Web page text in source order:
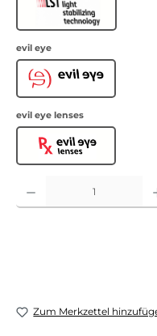
LST
evil eyeauswählen
Evil Eye
evil eye lensesauswählen
Evil Eye lenses
Produkt Anzahl: Gib den
Zum Merkzettel